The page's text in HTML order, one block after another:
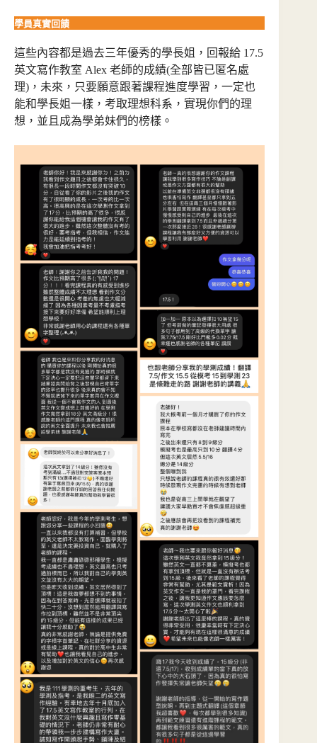
學員真實回饋
這些內容都是過去三年優秀的學長姐，回報給 17.5
英文寫作教室 Alex 老師的成績(全部皆已匿名處
理)，未來，只要願意跟著課程進度學習，一定也
能和學長姐一樣，考取理想科系，實現你們的理
想，並且成為學弟妹們的榜樣。